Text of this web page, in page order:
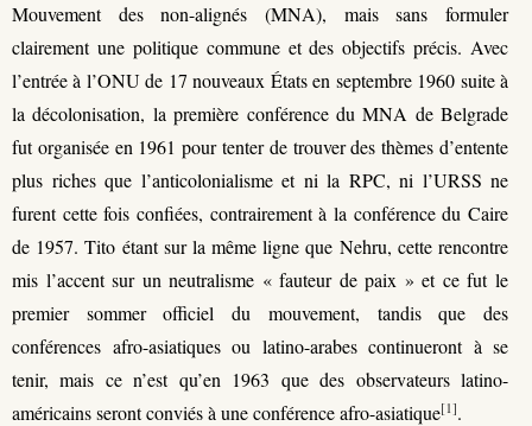
Mouvement des non-alignés (MNA), mais sans formuler
clairement une politique commune et des objectifs précis. Avec
l’entrée à l’ONU de 17 nouveaux États en septembre 1960 suite à
la décolonisation, la première conférence du MNA de Belgrade
fut organisée en 1961 pour tenter de trouver des thèmes d’entente
plus riches que l’anticolonialisme et ni la RPC, ni l’URSS ne
furent cette fois confiées, contrairement à la conférence du Caire
de 1957. Tito étant sur la même ligne que Nehru, cette rencontre
mis l’accent sur un neutralisme « fauteur de paix » et ce fut le
premier sommer officiel du mouvement, tandis que des
conférences afro-asiatiques ou latino-arabes continueront à se
tenir, mais ce n’est qu’en 1963 que des observateurs latino-
américains seront conviés à une conférence afro-asiatique[1].